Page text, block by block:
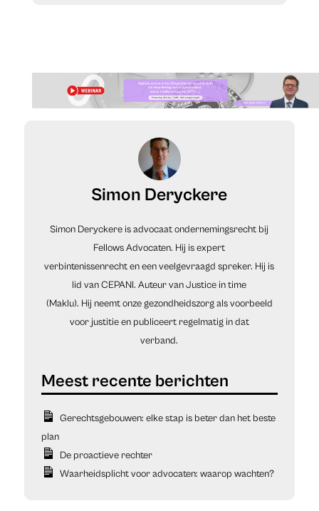
Simon Deryckere
Simon Deryckere is advocaat ondernemingsrecht bij
Fellows Advocaten. Hij is expert
verbintenissenrecht en een veelgevraagd spreker. Hij is
lid van CEPANI. Auteur van Justice in time
(Maklu). Hij neemt onze gezondheidszorg als voorbeeld
voor justitie en publiceert regelmatig in dat
verband.
Gerechtsgebouwen: elke stap is beter dan het beste
plan
De proactieve rechter
Waarheidsplicht voor advocaten: waarop wachten?